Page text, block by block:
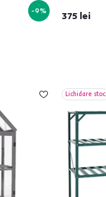
-9% 375 lei
Lichidare stoc